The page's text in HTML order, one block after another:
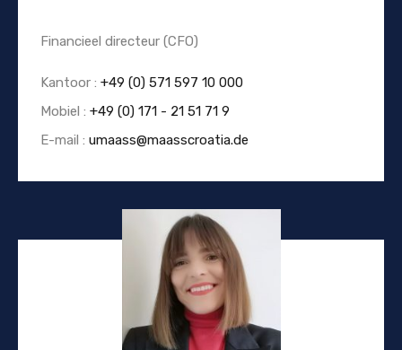
Financieel directeur (CFO)
Kantoor : +49 (0) 571 597 10 000
Mobiel : +49 (0) 171 - 21 51 71 9
E-mail : umaass@maasscroatia.de